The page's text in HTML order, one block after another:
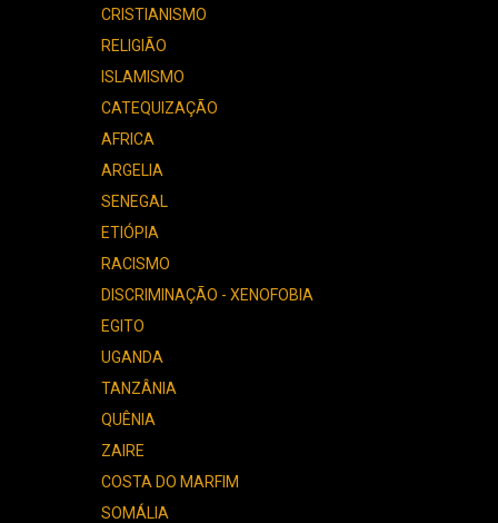
CRISTIANISMO
RELIGIÃO
ISLAMISMO
CATEQUIZAÇÃO
AFRICA
ARGELIA
SENEGAL
ETIÓPIA
RACISMO
DISCRIMINAÇÃO - XENOFOBIA
EGITO
UGANDA
TANZÂNIA
QUÊNIA
ZAIRE
COSTA DO MARFIM
SOMÁLIA